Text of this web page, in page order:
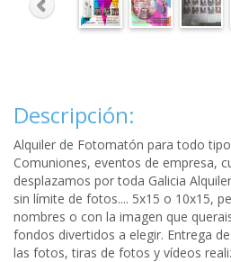
Descripción:
Alquiler de Fotomatón para todo
Comuniones, eventos de empresa,
desplazamos por toda Galicia
sin límite de fotos.... 5x15 o 10x15,
nombres o con la imagen que
fondos divertidos a elegir. Entrega
las fotos, tiras de fotos y vídeos